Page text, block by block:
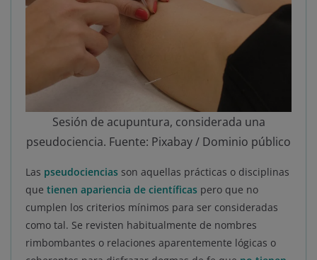
Sesión de acupuntura, considerada una
pseudociencia. Fuente: Pixabay / Dominio público
Las pseudociencias son aquellas prácticas o disciplinas
que tienen apariencia de científicas pero que no
cumplen los criterios mínimos para ser consideradas
como tal. Se revisten habitualmente de nombres
rimbombantes o relaciones aparentemente lógicas o